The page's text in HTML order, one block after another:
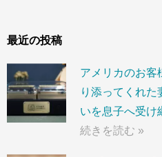
最近の投稿
アメリカのお客
り添ってくれた
いを息子へ受け
続きを読む »